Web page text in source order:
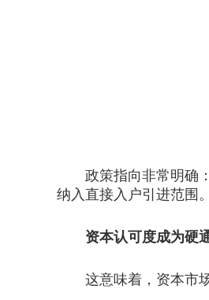
政策指向非常明确：
纳入直接入户引进范围
资本认可度成为硬
这意味着，资本市场